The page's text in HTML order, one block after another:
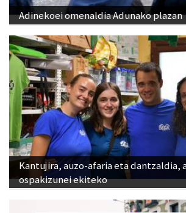
Adinekoei omenaldia Adunako plazan
Kantujira, auzo-afaria eta dantzaldia,
ospakizunei ekiteko